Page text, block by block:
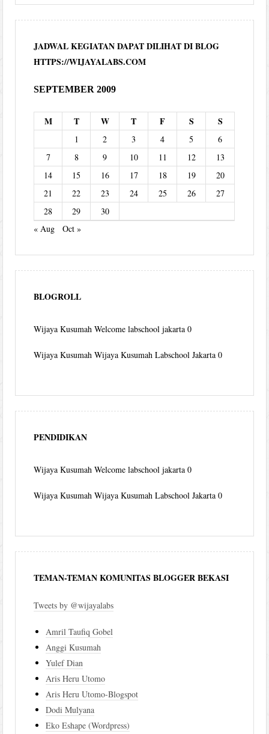
JADWAL KEGIATAN DAPAT DILIHAT DI BLOG
HTTPS://WIJAYALABS.COM
SEPTEMBER 2009
M T W T F S S
1 2 3 4 5
6
7
8 9 10 11 12
13
14
15 16 17 18 19
20
21
22 23 24 25 26
27
28
29
30
« Aug
Oct »
BLOGROLL
Wijaya Kusumah Welcome labschool jakarta 0
Wijaya Kusumah Wijaya Kusumah Labschool Jakarta 0
PENDIDIKAN
Wijaya Kusumah Welcome labschool jakarta 0
Wijaya Kusumah Wijaya Kusumah Labschool Jakarta 0
TEMAN-TEMAN KOMUNITAS BLOGGER BEKASI
Tweets by @wijayalabs
Amril Taufiq Gobel
Anggi Kusumah
Yulef Dian
Aris Heru Utomo
Aris Heru Utomo-Blogspot
Dodi Mulyana
Eko Eshape (Wordpress)